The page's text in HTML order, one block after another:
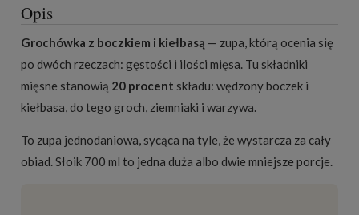
Opis
Grochówka z boczkiem i kiełbasą — zupa, którą ocenia się
po dwóch rzeczach: gęstości i ilości mięsa. Tu składniki
mięsne stanowią 20 procent składu: wędzony boczek i
kiełbasa, do tego groch, ziemniaki i warzywa.
To zupa jednodaniowa, sycąca na tyle, że wystarcza za cały
obiad. Słoik 700 ml to jedna duża albo dwie mniejsze porcje.